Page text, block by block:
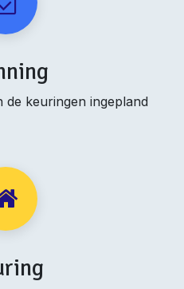
de keuringen ingepland